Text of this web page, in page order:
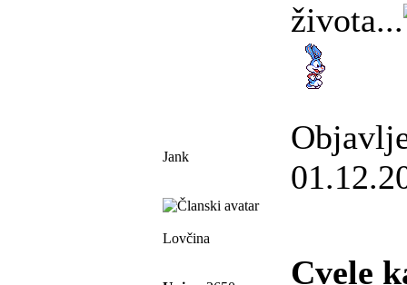
života...
Jank
Lovčina
Cvele